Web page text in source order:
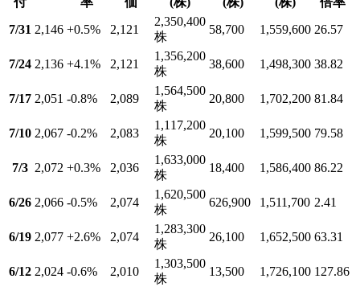
7/31 2,146 +0.5% 2,121
2,350,400
株
58,700 1,559,600 26.57
7/24 2,136 +4.1% 2,121
1,356,200
株
38,600 1,498,300 38.82
7/17 2,051 -0.8% 2,089
1,564,500
株
20,800 1,702,200 81.84
7/10 2,067 -0.2% 2,083
1,117,200
株
20,100 1,599,500 79.58
7/3 2,072 +0.3% 2,036
1,633,000
株
18,400 1,586,400 86.22
6/26 2,066 -0.5% 2,074
1,620,500
株
626,900 1,511,700 2.41
6/19 2,077 +2.6% 2,074
1,283,300
株
26,100 1,652,500 63.31
6/12 2,024 -0.6% 2,010
1,303,500
株
13,500 1,726,100 127.86